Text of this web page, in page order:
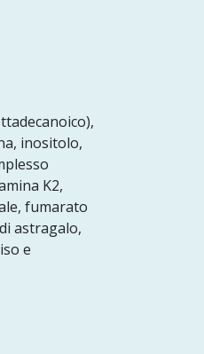
inositolo,
K2,
fumarato
astragalo,
e